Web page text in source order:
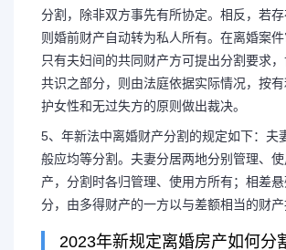
分割，除非双方事先有所协定。相反，若存
则婚前财产自动转为私人所有。在离婚案件
只有夫妇间的共同财产方可提出分割要求
共识之部分，则由法庭依据实际情况，按
护女性和无过失方的原则做出裁决。
5、年新法中离婚财产分割的规定如下：夫
般应均等分割。夫妻分居两地分别管理、
产，分割时各归管理、使用方所有；相差
分，由多得财产的一方以与差额相当的财产
2023年新规定离婚房产如何分